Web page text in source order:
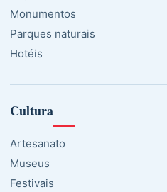
Monumentos
Parques naturais
Hotéis
Cultura
Artesanato
Museus
Festivais